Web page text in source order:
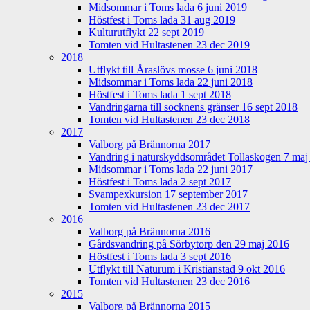
Midsommar i Toms lada 6 juni 2019
Höstfest i Toms lada 31 aug 2019
Kulturutflykt 22 sept 2019
Tomten vid Hultastenen 23 dec 2019
2018
Utflykt till Åraslövs mosse 6 juni 2018
Midsommar i Toms lada 22 juni 2018
Höstfest i Toms lada 1 sept 2018
Vandringarna till socknens gränser 16 sept 2018
Tomten vid Hultastenen 23 dec 2018
2017
Valborg på Brännorna 2017
Vandring i naturskyddsområdet Tollaskogen 7
Midsommar i Toms lada 22 juni 2017
Höstfest i Toms lada 2 sept 2017
Svampexkursion 17 september 2017
Tomten vid Hultastenen 23 dec 2017
2016
Valborg på Brännorna 2016
Gårdsvandring på Sörbytorp den 29 maj 2016
Höstfest i Toms lada 3 sept 2016
Utflykt till Naturum i Kristianstad 9 okt 2016
Tomten vid Hultastenen 23 dec 2016
2015
Valborg på Brännorna 2015